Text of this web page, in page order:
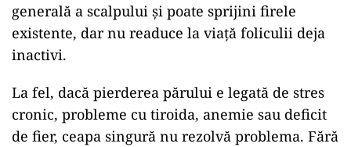
generală a scalpului și poate sprijini firele
existente, dar nu readuce la viață foliculii deja
inactivi.
La fel, dacă pierderea părului e legată de stres
cronic, probleme cu tiroida, anemie sau deficit
de fier, ceapa singură nu rezolvă problema. Fără